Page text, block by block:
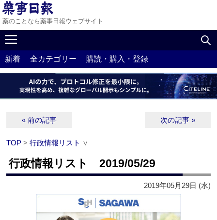
薬のことなら薬事日報ウェブサイト
新着 全カテゴリー 購読・購入・登録
« 前の記事 次の記事 »
TOP >行政情報リスト ∨
行政情報リスト 2019/05/29
2019年05月29日 (水)